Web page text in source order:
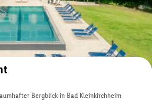
Auf der Karte anzeigen
Bergblick in Bad Kleinkirchheim